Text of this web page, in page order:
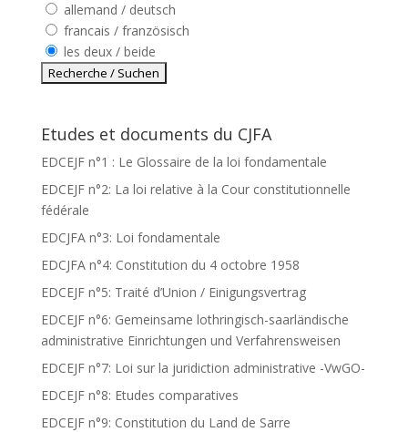
allemand / deutsch
francais / französisch
les deux / beide
Etudes et documents du CJFA
EDCEJF n°1 : Le Glossaire de la loi fondamentale
EDCEJF n°2: La loi relative à la Cour constitutionnelle
fédérale
EDCJFA n°3: Loi fondamentale
EDCJFA n°4: Constitution du 4 octobre 1958
EDCEJF n°5: Traité d’Union / Einigungsvertrag
EDCEJF n°6: Gemeinsame lothringisch-saarländische
administrative Einrichtungen und Verfahrensweisen
EDCEJF n°7: Loi sur la juridiction administrative -VwGO-
EDCEJF n°8: Etudes comparatives
EDCEJF n°9: Constitution du Land de Sarre